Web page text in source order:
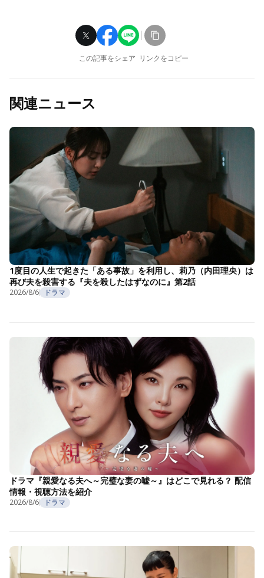
この記事をシェア リンクをコピー
関連ニュース
1度目の人生で起きた「ある事故」を利用し、莉乃（内田理央）は
再び夫を殺害する『夫を殺したはずなのに』第2話
2026/8/6 ドラマ
ドラマ『親愛なる夫へ～完璧な妻の嘘～』はどこで見れる？ 配信
情報・視聴方法を紹介
2026/8/6 ドラマ